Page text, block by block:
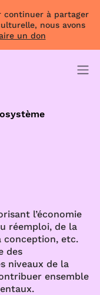
continuer à partager
nous avons
un don
l’économie
réemploi, de la
conception, etc.
des
niveaux de la
ensemble